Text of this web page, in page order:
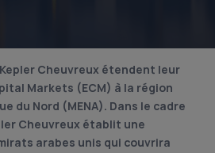
Cheuvreux étendent leur
Markets (ECM) à la région
du Nord (MENA). Dans le cadre
Cheuvreux établit une
arabes unis qui couvrira